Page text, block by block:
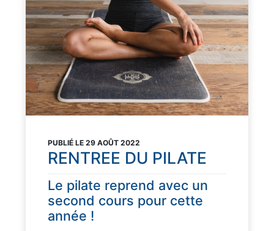
PUBLIÉ LE 29 AOÛT 2022
RENTREE DU PILATE
Le pilate reprend avec un
second cours pour cette
année !